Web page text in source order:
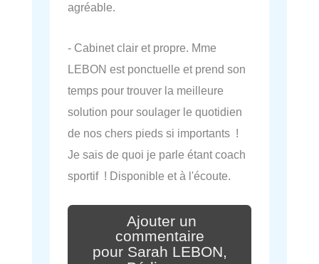
agréable.
- Cabinet clair et propre. Mme
LEBON est ponctuelle et prend son
temps pour trouver la meilleure
solution pour soulager le quotidien
de nos chers pieds si importants !
Je sais de quoi je parle étant coach
sportif ! Disponible et à l'écoute.
Ajouter un
commentaire
pour Sarah LEBON,